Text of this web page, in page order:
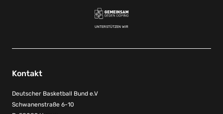
UNTERSTÜTZEN WIR
Kontakt
Deutscher Basketball Bund e.V
Schwanenstraße 6-10